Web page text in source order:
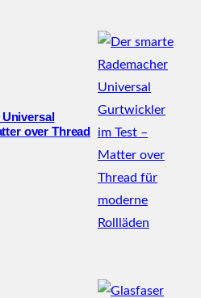
over Thread